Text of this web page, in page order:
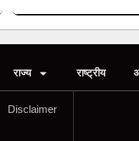
राज्य राष्ट्रीय
Disclaimer